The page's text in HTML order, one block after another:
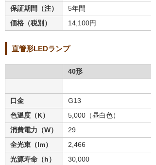
保証期間（注）
5年間
価格（税別）
14,100円
直管形LEDランプ
40形
口金
G13
色温度（K）
5,000（昼白色）
消費電力（W）
29
全光束（lm）
2,466
光源寿命（h）
30,000